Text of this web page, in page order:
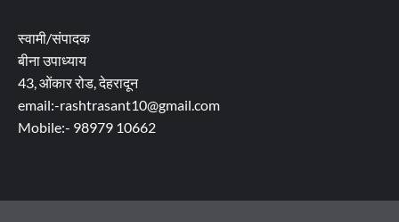
स्वामी/संपादक
बीना उपाध्याय
43, ओंकार रोड, देहरादून
email:-rashtrasant10@gmail.com
Mobile:- 98979 10662